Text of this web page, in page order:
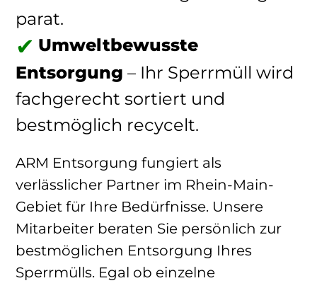
parat.
Umweltbewusste
Entsorgung – Ihr Sperrmüll wird
fachgerecht sortiert und
bestmöglich recycelt.
ARM Entsorgung fungiert als
verlässlicher Partner im Rhein-Main-
Gebiet für Ihre Bedürfnisse. Unsere
Mitarbeiter beraten Sie persönlich zur
bestmöglichen Entsorgung Ihres
Sperrmülls. Egal ob einzelne